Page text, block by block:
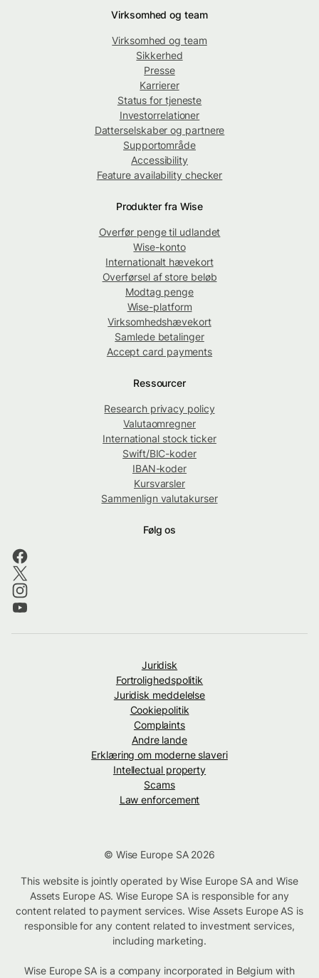
Virksomhed og team
Virksomhed og team
Sikkerhed
Presse
Karrierer
Status for tjeneste
Investorrelationer
Datterselskaber og partnere
Supportområde
Accessibility
Feature availability checker
Produkter fra Wise
Overfør penge til udlandet
Wise-konto
Internationalt hævekort
Overførsel af store beløb
Modtag penge
Wise-platform
Virksomhedshævekort
Samlede betalinger
Accept card payments
Ressourcer
Research privacy policy
Valutaomregner
International stock ticker
Swift/BIC-koder
IBAN-koder
Kursvarsler
Sammenlign valutakurser
Følg os
Juridisk
Fortrolighedspolitik
Juridisk meddelelse
Cookiepolitik
Complaints
Andre lande
Erklæring om moderne slaveri
Intellectual property
Scams
Law enforcement
© Wise Europe SA 2026
This website is jointly operated by Wise Europe SA and Wise
Assets Europe AS. Wise Europe SA is responsible for any
content related to payment services. Wise Assets Europe AS is
responsible for any content related to investment services,
including marketing.
Wise Europe SA is a company incorporated in Belgium with